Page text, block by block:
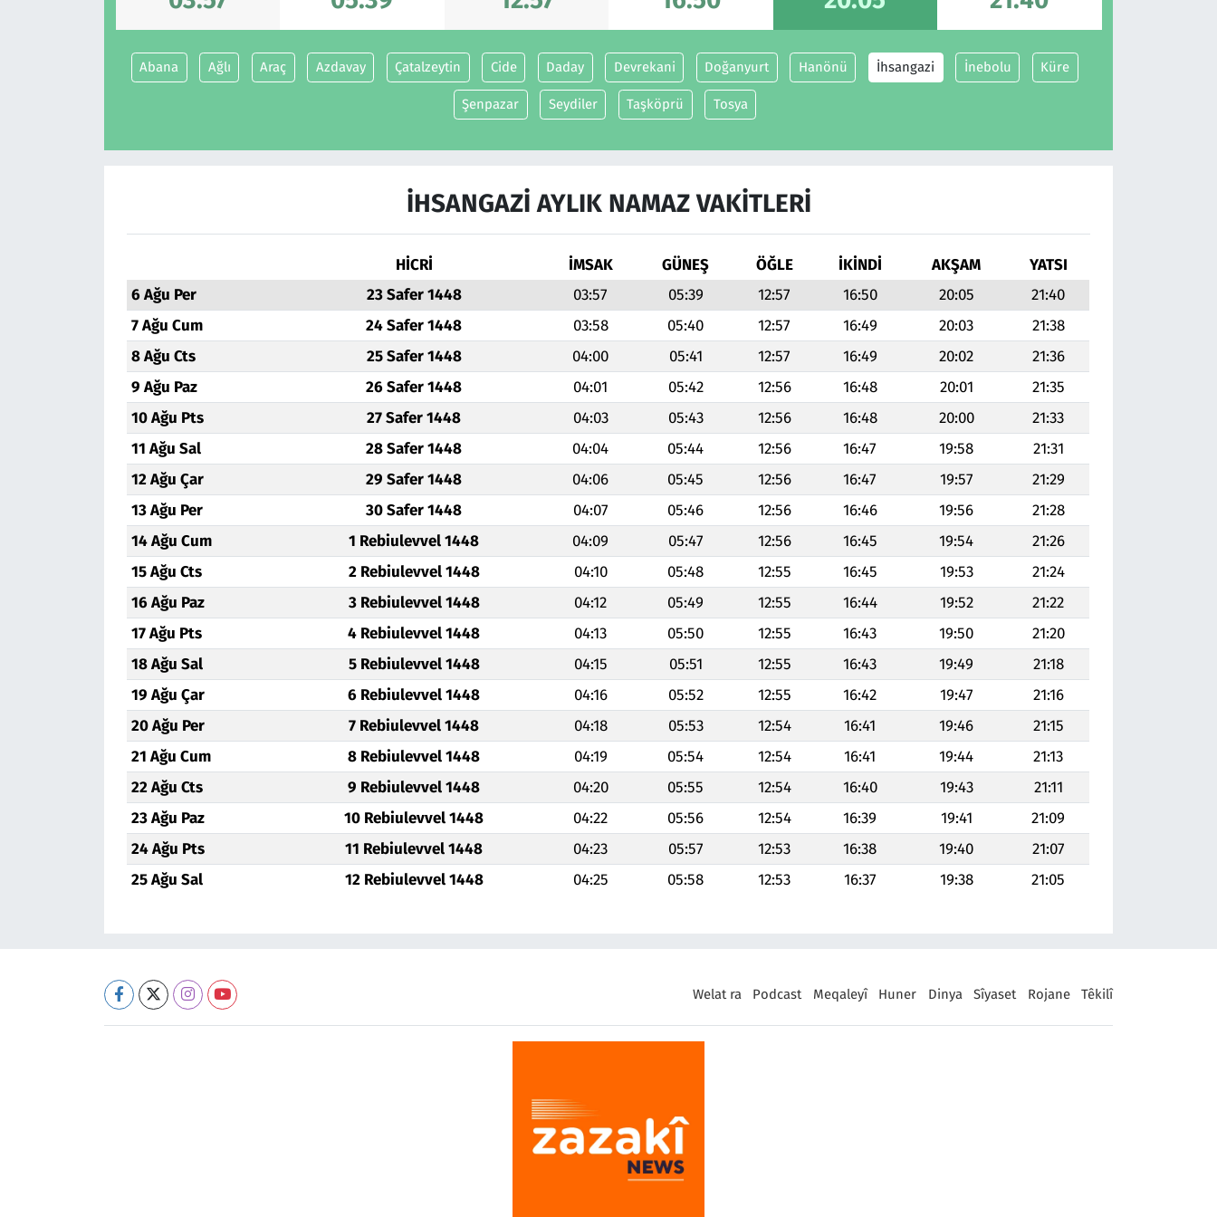
Abana Ağlı Araç Azdavay Çatalzeytin Cide Daday Devrekani Doğanyurt Hanönü İhsangazi İnebolu Küre
Şenpazar Seydiler Taşköprü Tosya
İHSANGAZI AYLIK NAMAZ VAKITLERI
HİCRİ İMSAK GÜNEŞ ÖĞLE İKINDI AKŞAM
YATSI
6 Ağu Per
23 Safer 1448 03:57 05:39 12:57 16:50 20:05
21:40
7 Ağu Cum
24 Safer 1448 03:58 05:40 12:57 16:49 20:03
21:38
8 Ağu Cts
25 Safer 1448 04:00 05:41 12:57 16:49 20:02
21:36
9 Ağu Paz
26 Safer 1448 04:01 05:42 12:56 16:48 20:01
21:35
10 Ağu Pts
27 Safer 1448 04:03 05:43 12:56 16:48 20:00
21:33
11 Ağu Sal
28 Safer 1448 04:04 05:44 12:56 16:47 19:58
21:31
12 Ağu Çar
29 Safer 1448 04:06 05:45 12:56 16:47 19:57
21:29
13 Ağu Per
30 Safer 1448 04:07 05:46 12:56 16:46 19:56
21:28
14 Ağu Cum
1 Rebiulevvel 1448 04:09 05:47 12:56 16:45 19:54
21:26
15 Ağu Cts
2 Rebiulevvel 1448 04:10 05:48 12:55 16:45 19:53
21:24
16 Ağu Paz
3 Rebiulevvel 1448 04:12 05:49 12:55 16:44 19:52
21:22
17 Ağu Pts
4 Rebiulevvel 1448 04:13 05:50 12:55 16:43 19:50
21:20
18 Ağu Sal
5 Rebiulevvel 1448 04:15 05:51 12:55 16:43 19:49
21:18
19 Ağu Çar
6 Rebiulevvel 1448 04:16 05:52 12:55 16:42 19:47
21:16
20 Ağu Per
7 Rebiulevvel 1448 04:18 05:53 12:54 16:41 19:46
21:15
21 Ağu Cum
8 Rebiulevvel 1448 04:19 05:54 12:54 16:41 19:44
21:13
22 Ağu Cts
9 Rebiulevvel 1448 04:20 05:55 12:54 16:40 19:43
21:11
23 Ağu Paz
10 Rebiulevvel 1448 04:22 05:56 12:54 16:39 19:41
21:09
24 Ağu Pts
11 Rebiulevvel 1448 04:23 05:57 12:53 16:38 19:40
21:07
25 Ağu Sal
12 Rebiulevvel 1448 04:25 05:58 12:53 16:37 19:38 21:05
Welat ra Podcast Meqaleyî Huner Dinya Sîyaset Rojane Têkilî